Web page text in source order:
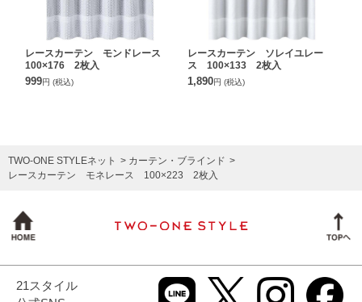
レースカーテン モンドレース
100×176 2枚入
999円 (税込)
レースカーテン ソレイユレー
ス 100×133 2枚入
1,890円 (税込)
TWO-ONE STYLEネット
カーテン・ブラインド
レースカーテン モネレース 100×223 2枚入
21スタイル